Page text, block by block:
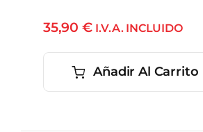
35,90 € I.V.A. INCLUIDO
Añadir Al Carrito